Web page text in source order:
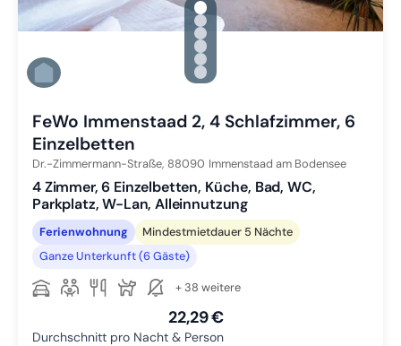
gallery.slide_selector
Zu Slide 1 wechseln
Zu Slide 2 wechseln
Zu Slide 3 wechseln
Zu Slide 4 wechseln
Zu Slide 5 wechseln
Zu Slide 6 wechseln
FeWo Immenstaad 2, 4 Schlafzimmer, 6
Einzelbetten
Dr.-Zimmermann-Straße, 88090 Immenstaad am Bodensee
4 Zimmer, 6 Einzelbetten, Küche, Bad, WC,
Parkplatz, W-Lan, Alleinnutzung
Ferienwohnung
Mindestmietdauer 5 Nächte
Ganze Unterkunft (6 Gäste)
+ 38 weitere
22,29 €
Durchschnitt pro Nacht & Person